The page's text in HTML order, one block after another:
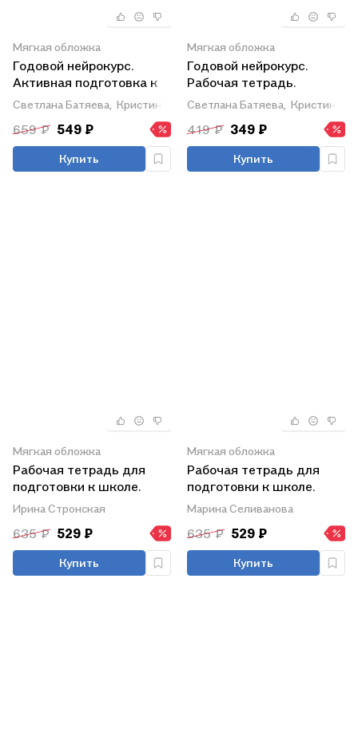
Мягкая обложка
Годовой нейрокурс.
Активная подготовка к
школе. Для детей 6-7
Светлана Батяева, Кристина Хомякова
659 ₽ 549 ₽
Купить
Мягкая обложка
Годовой нейрокурс.
Рабочая тетрадь.
Активная подготовка к
школе. Для детей 5-6
лет
Светлана Батяева, Кристина
419 ₽ 349 ₽
Купить
Мягкая обложка
Рабочая тетрадь для
подготовки к школе.
Логопедия:
Дифференциация
трудных звуков, развитие
внимания и памяти.
Ирина Стронская
635 ₽ 529 ₽
Купить
Мягкая обложка
Рабочая тетрадь для
подготовки к школе.
Математика: Счёт в
пределах десяти,
сравнение чисел,
выполнение
арифметических
Марина Селиванова
635 ₽ 529 ₽
Купить